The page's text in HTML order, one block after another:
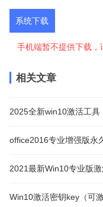
系统下载
手机端暂不提供下载
相关文章
2025全新win10激活工具
office2016专业增强版永
2021最新Win10专业版
Win10激活密钥key（可